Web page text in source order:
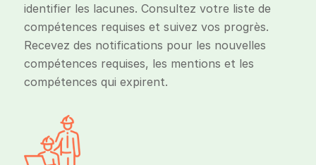
identifier les lacunes. Consultez votre liste de
compétences requises et suivez vos progrès.
Recevez des notifications pour les nouvelles
compétences requises, les mentions et les
compétences qui expirent.